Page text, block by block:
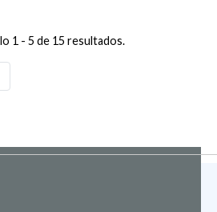
1 - 5 de 15 resultados.